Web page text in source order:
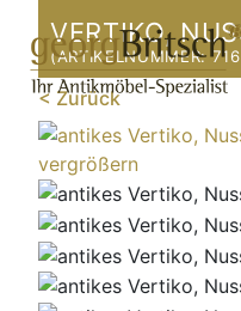
VERTIKO,
(ARTIKELNUMMER:716
< Zurück
vergrößern